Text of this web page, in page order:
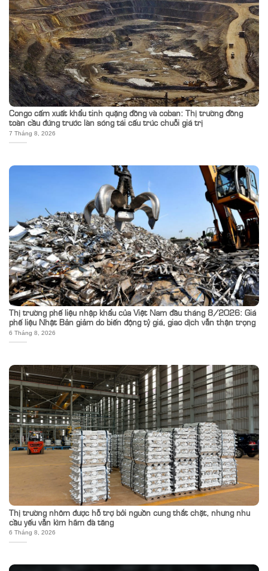
Congo cấm xuất khẩu tinh quặng đồng và coban: Thị trường đồng
toàn cầu đứng trước làn sóng tái cấu trúc chuỗi giá trị
7 Tháng 8, 2026
Thị trường phế liệu nhập khẩu của Việt Nam đầu tháng 8/2026: Giá
phế liệu Nhật Bản giảm do biến động tỷ giá, giao dịch vẫn thận trọng
6 Tháng 8, 2026
Thị trường nhôm được hỗ trợ bởi nguồn cung thắt chặt, nhưng nhu
cầu yếu vẫn kìm hãm đà tăng
6 Tháng 8, 2026